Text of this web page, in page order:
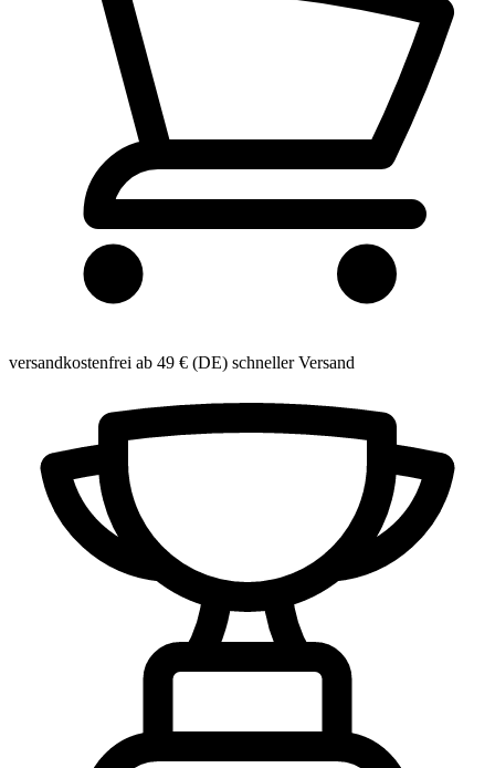
versandkostenfrei ab 49 € (DE) schneller Versand